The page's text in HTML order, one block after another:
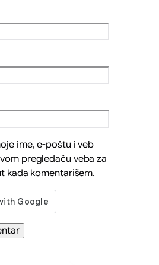
ime, e-poštu i veb
pregledaču veba za
kada komentarišem.